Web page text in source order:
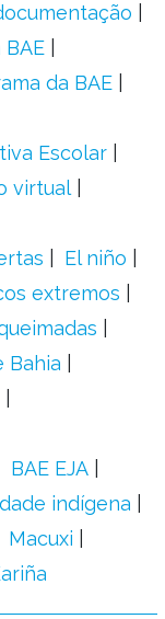
da BAE
Escolar
virtual
El niño
extremos
Bahia
BAE EJA
indígena
Macuxi